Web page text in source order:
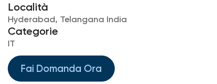
Località
Hyderabad, Telangana India
Categorie
IT
Fai Domanda Ora